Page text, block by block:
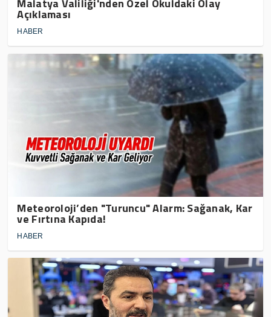
Malatya Valiliği'nden Özel Okuldaki Olay
Açıklaması
HABER
Meteoroloji’den "Turuncu" Alarm: Sağanak, Kar
ve Fırtına Kapıda!
HABER